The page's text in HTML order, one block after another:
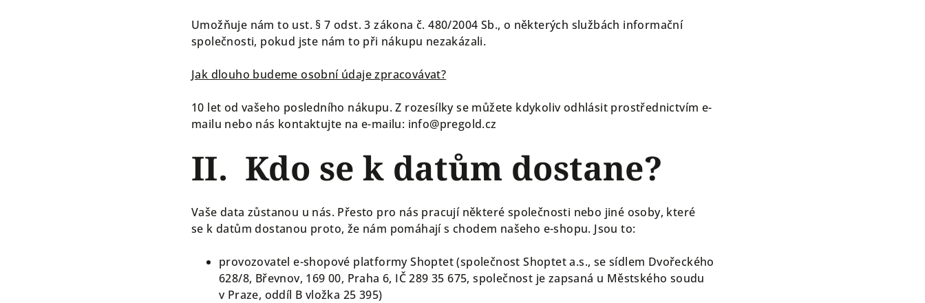
Umožňuje nám to ust. § 7 odst. 3 zákona č. 480/2004 Sb., o některých službách informační
společnosti, pokud jste nám to při nákupu nezakázali.
Jak dlouho budeme osobní údaje zpracovávat?
10 let od vašeho posledního nákupu. Z rozesílky se můžete kdykoliv odhlásit prostřednictvím e-
mailu nebo nás kontaktujte na e-mailu: info@pregold.cz
II. Kdo se k datům dostane?
Vaše data zůstanou u nás. Přesto pro nás pracují některé společnosti nebo jiné osoby, které
se k datům dostanou proto, že nám pomáhají s chodem našeho e-shopu. Jsou to:
provozovatel e-shopové platformy Shoptet (společnost Shoptet a.s., se sídlem Dvořeckého
628/8, Břevnov, 169 00, Praha 6, IČ 289 35 675, společnost je zapsaná u Městského soudu
v Praze, oddíl B vložka 25 395)